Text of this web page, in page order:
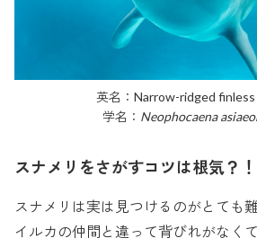
英名：Narrow-ridged
学名： Neophocaena
スナメリをさがすコツは根気？！
スナメリは実は見つけるのがとても
イルカの仲間と違って背びれがなく